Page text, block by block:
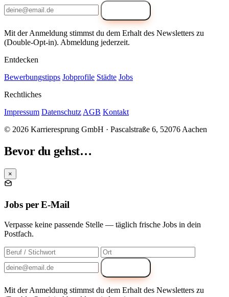
Mit der Anmeldung stimmst du dem Erhalt des Newsletters zu
(Double-Opt-in). Abmeldung jederzeit.
Entdecken
Bewerbungstipps Jobprofile Städte Jobs
Rechtliches
Impressum Datenschutz AGB Kontakt
© 2026 Karrieresprung GmbH · Pascalstraße 6, 52076 Aachen
Bevor du gehst…
×
Jobs per E-Mail
Verpasse keine passende Stelle — täglich frische Jobs in dein
Postfach.
Mit der Anmeldung stimmst du dem Erhalt des Newsletters zu